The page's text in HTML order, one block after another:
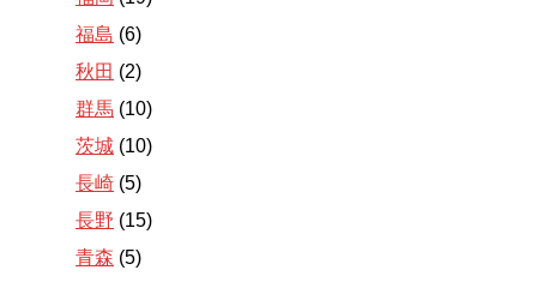
福島 (6)
秋田 (2)
群馬 (10)
茨城 (10)
長崎 (5)
長野 (15)
青森 (5)